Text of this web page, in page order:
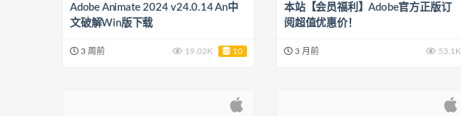
Adobe Animate 2024 v24.0.14 An中
文破解Win版下载
3 周前 19.02K 10
本站【会员福利】Adobe官方正版订
阅超值优惠价！
3 月前 53.1K